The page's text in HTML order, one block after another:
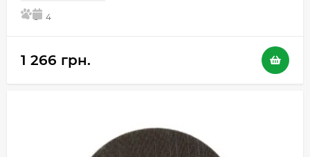
5 4
1 266 грн.